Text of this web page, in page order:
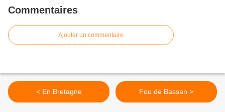
Commentaires
Ajouter un commentaire
< En Bretagne Fou de Bassan >